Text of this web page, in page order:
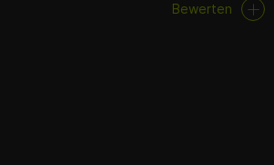
Bewerten